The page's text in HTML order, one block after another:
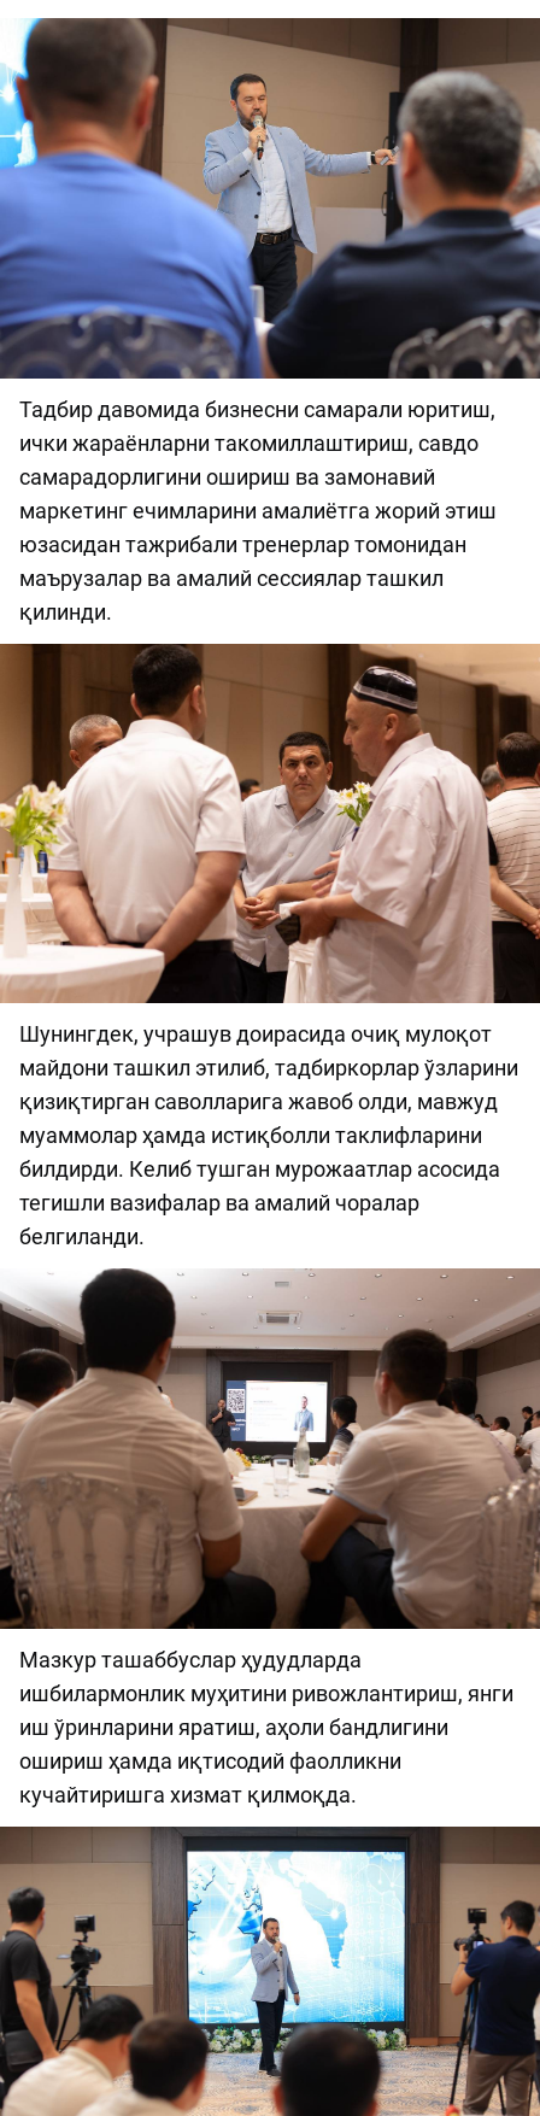
Тадбир давомида бизнесни самарали юритиш,
ички жараёнларни такомиллаштириш, савдо
самарадорлигини ошириш ва замонавий
маркетинг ечимларини амалиётга жорий этиш
юзасидан тажрибали тренерлар томонидан
маърузалар ва амалий сессиялар ташкил
қилинди.
Шунингдек, учрашув доирасида очиқ мулоқот
майдони ташкил этилиб, тадбиркорлар ўзларини
қизиқтирган саволларига жавоб олди, мавжуд
муаммолар ҳамда истиқболли таклифларини
билдирди. Келиб тушган мурожаатлар асосида
тегишли вазифалар ва амалий чоралар
белгиланди.
Мазкур ташаббуслар ҳудудларда
ишбилармонлик муҳитини ривожлантириш, янги
иш ўринларини яратиш, аҳоли бандлигини
ошириш ҳамда иқтисодий фаолликни
кучайтиришга хизмат қилмоқда.